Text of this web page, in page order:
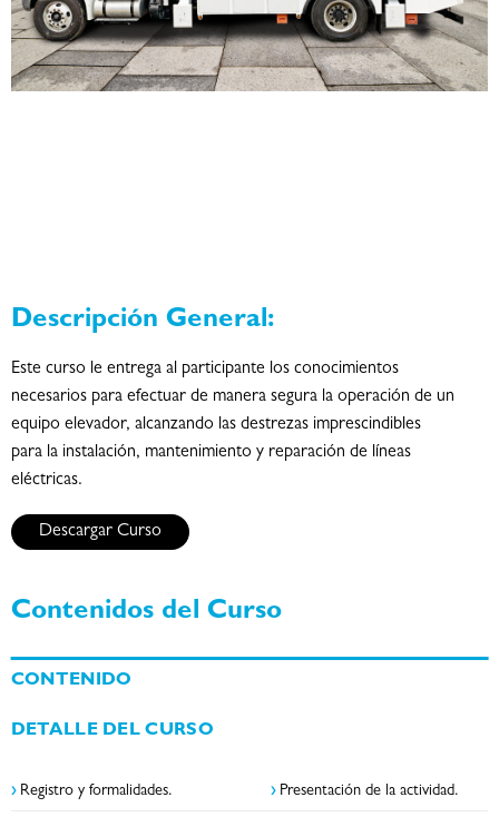
Descripción General:
Este curso le entrega al participante los conocimientos
necesarios para efectuar de manera segura la operación de un
equipo elevador, alcanzando las destrezas imprescindibles
para la instalación, mantenimiento y reparación de líneas
eléctricas.
Descargar Curso
Contenidos del Curso
CONTENIDO
DETALLE DEL CURSO
› Registro y formalidades. › Presentación de la actividad.